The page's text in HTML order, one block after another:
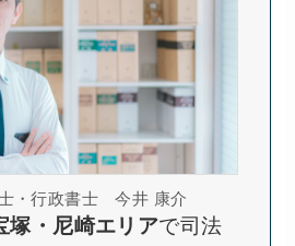
・行政書士 今井 康介
塚・尼崎エリアで司法